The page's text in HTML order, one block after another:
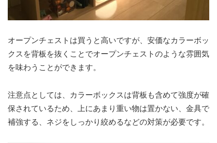
オープンチェストは買うと高いですが、安価なカラーボッ
クスを背板を抜くことでオープンチェストのような雰囲気
を味わうことができます。
注意点としては、カラーボックスは背板も含めて強度が確
保されているため、上にあまり重い物は置かない、金具で
補強する、ネジをしっかり絞めるなどの対策が必要です。